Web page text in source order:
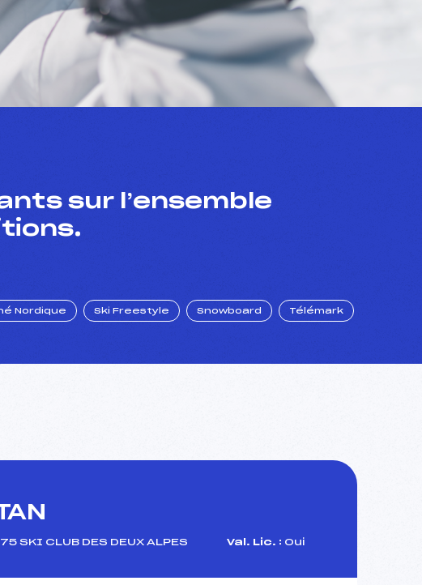
sur l’ensemble
Nordique Ski Freestyle Snowboard Télémark
SKI CLUB DES DEUX ALPES Val. Lic. : Oui